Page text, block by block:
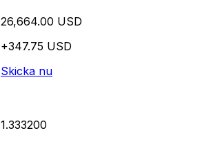
26,664.00 USD
+347.75 USD
Skicka nu
1.333200